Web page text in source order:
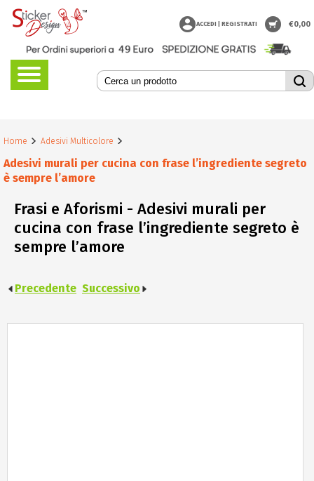
Home Adesivi Multicolore
Adesivi murali per cucina con frase l’ingrediente segreto
è sempre l’amore
Frasi e Aforismi - Adesivi murali per
cucina con frase l’ingrediente segreto è
sempre l’amore
Precedente Successivo
ACCEDI | REGISTRATI €0,00